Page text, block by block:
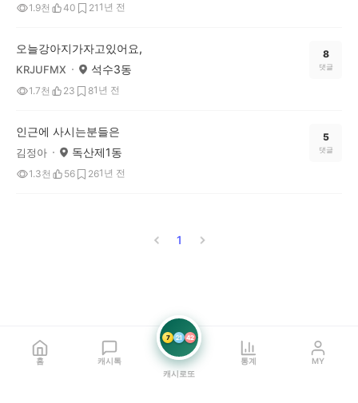
1.9천 40 21 1년 전
오늘강아지가자고있어요,
KRJUFMX 석수3동
1.7천 23 81년 전
8
댓글
인근에 사시는분들은
김정아 독산제1동
1.3천 56 261년 전
5
댓글
1
홈 캐시톡
7 21 42
캐시로또
통계 MY